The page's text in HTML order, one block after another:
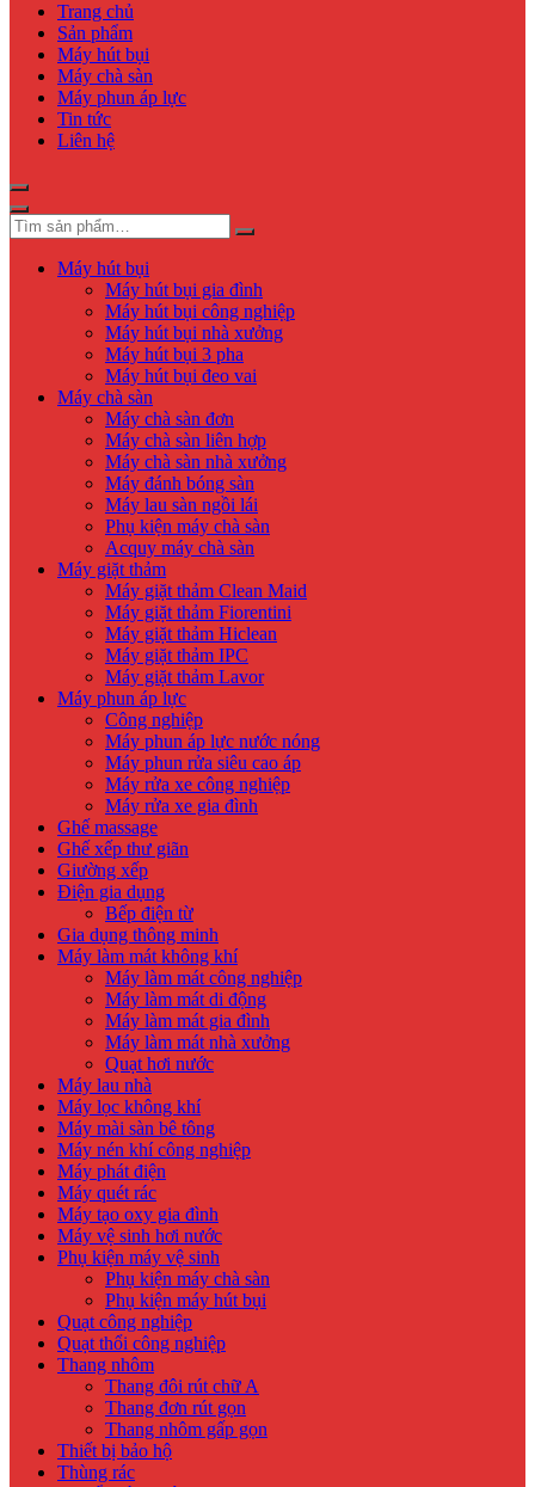
Trang chủ
Sản phẩm
Máy hút bụi
Máy chà sàn
Máy phun áp lực
Tin tức
Liên hệ
Máy hút bụi
Máy hút bụi gia đình
Máy hút bụi công nghiệp
Máy hút bụi nhà xưởng
Máy hút bụi 3 pha
Máy hút bụi đeo vai
Máy chà sàn
Máy chà sàn đơn
Máy chà sàn liên hợp
Máy chà sàn nhà xưởng
Máy đánh bóng sàn
Máy lau sàn ngồi lái
Phụ kiện máy chà sàn
Acquy máy chà sàn
Máy giặt thảm
Máy giặt thảm Clean Maid
Máy giặt thảm Fiorentini
Máy giặt thảm Hiclean
Máy giặt thảm IPC
Máy giặt thảm Lavor
Máy phun áp lực
Công nghiệp
Máy phun áp lực nước nóng
Máy phun rửa siêu cao áp
Máy rửa xe công nghiệp
Máy rửa xe gia đình
Ghế massage
Ghế xếp thư giãn
Giường xếp
Điện gia dụng
Bếp điện từ
Gia dụng thông minh
Máy làm mát không khí
Máy làm mát công nghiệp
Máy làm mát di động
Máy làm mát gia đình
Máy làm mát nhà xưởng
Quạt hơi nước
Máy lau nhà
Máy lọc không khí
Máy mài sàn bê tông
Máy nén khí công nghiệp
Máy phát điện
Máy quét rác
Máy tạo oxy gia đình
Máy vệ sinh hơi nước
Phụ kiện máy vệ sinh
Phụ kiện máy chà sàn
Phụ kiện máy hút bụi
Quạt công nghiệp
Quạt thổi công nghiệp
Thang nhôm
Thang đôi rút chữ A
Thang đơn rút gọn
Thang nhôm gấp gọn
Thiết bị bảo hộ
Thùng rác